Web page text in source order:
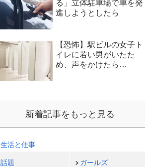
る」立体駐車場で車を発
進しようとしたら
【恐怖】駅ビルの女子ト
イレに若い男がいたた
め、声をかけたら…
新着記事をもっと見る
生活と仕事
話題 ガールズ